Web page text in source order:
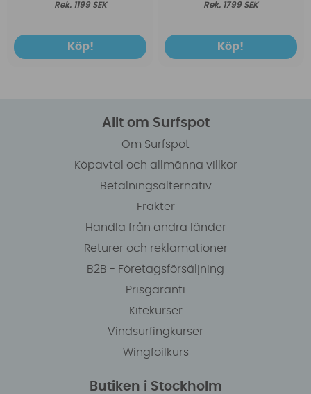
1199 SEK
Köp!
1799 SEK
Köp!
Allt om Surfspot
Om Surfspot
Köpavtal och allmänna villkor
Betalningsalternativ
Frakter
Handla från andra länder
Returer och reklamationer
B2B - Företagsförsäljning
Prisgaranti
Kitekurser
Vindsurfingkurser
Wingfoilkurs
Butiken i Stockholm